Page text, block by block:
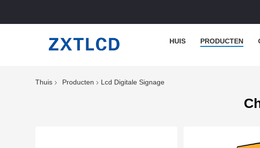
HUIS PRODUCTEN
Thuis Producten Lcd Digitale Signage